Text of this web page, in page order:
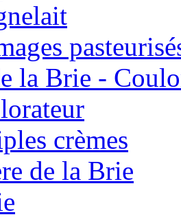
la Brie -
crèmes
de la Brie